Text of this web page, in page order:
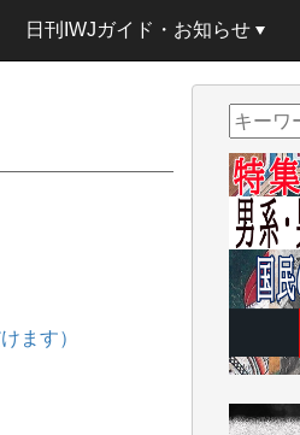
日刊IWJガイド・お知らせ
ます）